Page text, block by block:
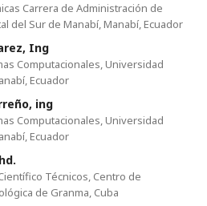
Carrera de Administración de
del Sur de Manabí, Manabí, Ecuador
Ing
Computacionales, Universidad
Ecuador
ing
Computacionales, Universidad
Ecuador
Técnicos, Centro de
de Granma, Cuba